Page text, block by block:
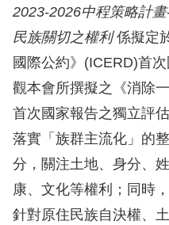
最
新
消
息
人
權
業
2023-2026中程策略計
民族關切之權利係擬定
國際公約》(ICERD)首
觀本會所撰擬之《消除
首次國家報告之獨立評
落實「族群主流化」的
分，關注土地、身分、
康、文化等權利；同時
針對原住民族自決權、